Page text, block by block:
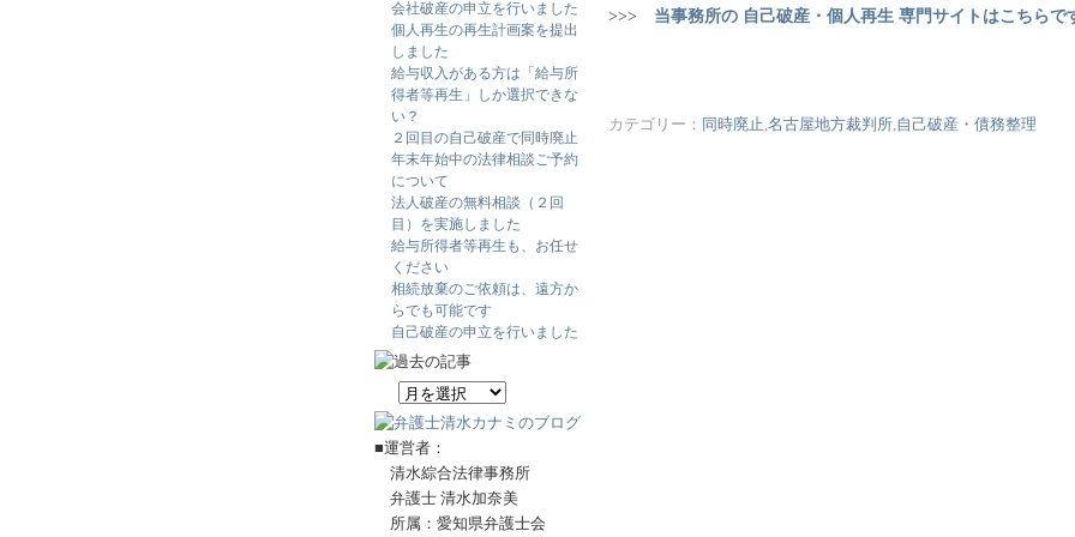
>>> 当事務所の 自己破産・個人再生 専門サイトはこちらで
カテゴリー： 同時廃止,名古屋地方裁判所,自己破産・債務整理
会社破産の申立を行いました
個人再生の再生計画案を提出
しました
給与収入がある方は「給与所
得者等再生」しか選択できな
い？
２回目の自己破産で同時廃止
年末年始中の法律相談ご予約
について
法人破産の無料相談（２回
目）を実施しました
給与所得者等再生も、お任せ
ください
相続放棄のご依頼は、遠方か
らでも可能です
自己破産の申立を行いました
■運営者：
清水綜合法律事務所
弁護士 清水加奈美
所属：愛知県弁護士会